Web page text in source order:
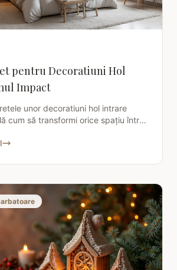
pentru Decoratiuni Hol
Impact
unor decoratiuni hol intrare
cum să transformi orice spațiu într-